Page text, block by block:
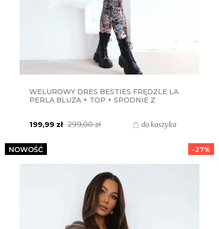
WELUROWY DRES BESTIES FRĘDZLE LA
PERLA BLUZA + TOP + SPODNIE Z
199,99 zł 299,00 zł do koszyka
-27%
NOWOŚĆ